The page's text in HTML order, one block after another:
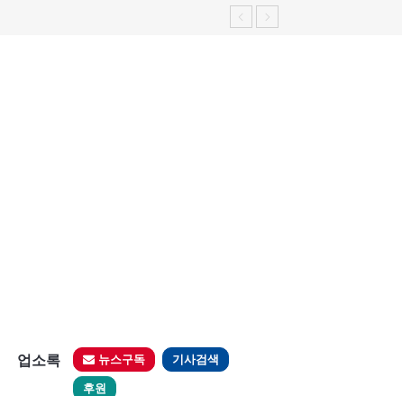
업소록 뉴스구독 기사검색
후원